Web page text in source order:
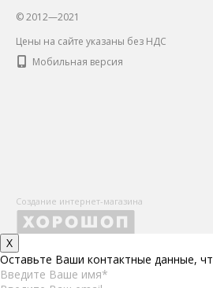
© 2012—2021
Цены на сайте указаны без НДС
Мобильная версия
Создание интернет-магазина
X
Оставьте Ваши контактные данные,